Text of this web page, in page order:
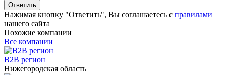
Ответить
Нажимая кнопку "Ответить", Вы соглашаетесь с правилами
нашего сайта
Похожие компании
Все компании
B2B регион
Нижегородская область